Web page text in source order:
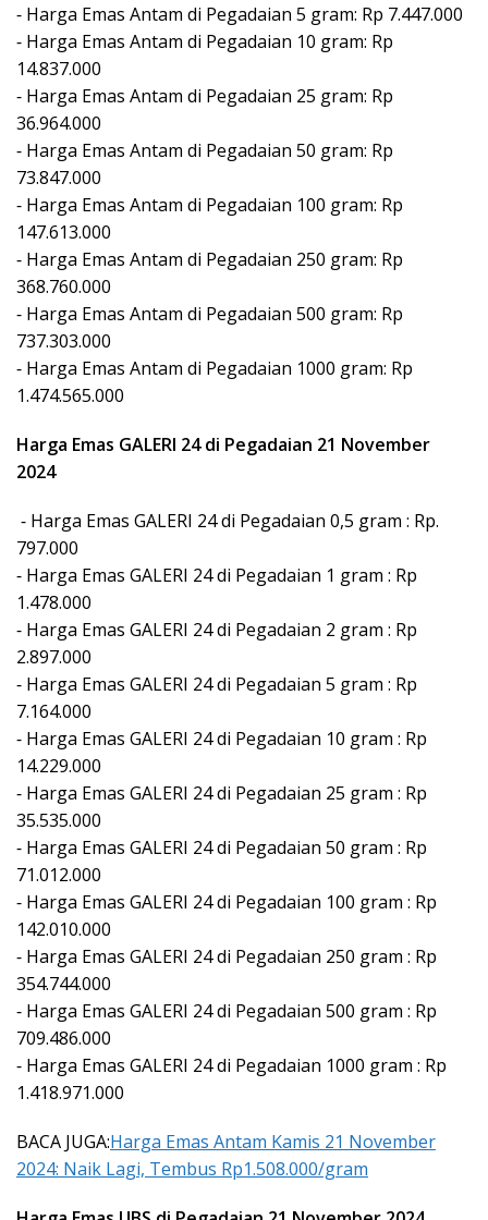
⁃ Harga Emas Antam di Pegadaian 5 gram: Rp 7.447.000
⁃ Harga Emas Antam di Pegadaian 10 gram: Rp
14.837.000
⁃ Harga Emas Antam di Pegadaian 25 gram: Rp
36.964.000
⁃ Harga Emas Antam di Pegadaian 50 gram: Rp
73.847.000
⁃ Harga Emas Antam di Pegadaian 100 gram: Rp
147.613.000
⁃ Harga Emas Antam di Pegadaian 250 gram: Rp
368.760.000
⁃ Harga Emas Antam di Pegadaian 500 gram: Rp
737.303.000
⁃ Harga Emas Antam di Pegadaian 1000 gram: Rp
1.474.565.000
Harga Emas GALERI 24 di Pegadaian 21 November
2024
⁃ Harga Emas GALERI 24 di Pegadaian 0,5 gram : Rp.
797.000
⁃ Harga Emas GALERI 24 di Pegadaian 1 gram : Rp
1.478.000
⁃ Harga Emas GALERI 24 di Pegadaian 2 gram : Rp
2.897.000
⁃ Harga Emas GALERI 24 di Pegadaian 5 gram : Rp
7.164.000
⁃ Harga Emas GALERI 24 di Pegadaian 10 gram : Rp
14.229.000
⁃ Harga Emas GALERI 24 di Pegadaian 25 gram : Rp
35.535.000
⁃ Harga Emas GALERI 24 di Pegadaian 50 gram : Rp
71.012.000
⁃ Harga Emas GALERI 24 di Pegadaian 100 gram : Rp
142.010.000
⁃ Harga Emas GALERI 24 di Pegadaian 250 gram : Rp
354.744.000
⁃ Harga Emas GALERI 24 di Pegadaian 500 gram : Rp
709.486.000
⁃ Harga Emas GALERI 24 di Pegadaian 1000 gram : Rp
1.418.971.000
BACA JUGA:Harga Emas Antam Kamis 21 November
2024: Naik Lagi, Tembus Rp1.508.000/gram